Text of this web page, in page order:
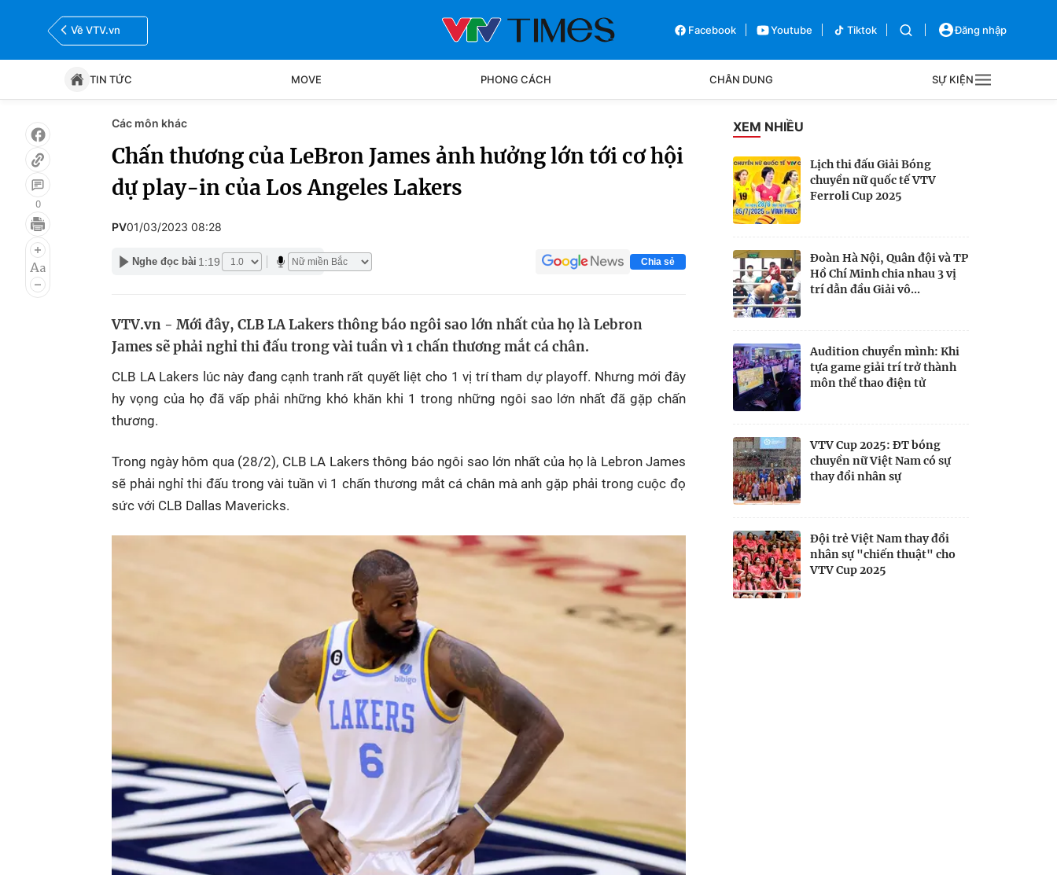
Về VTV.vn Facebook Youtube Tiktok Đăng nhập
TIN TỨC MOVE PHONG CÁCH CHÂN DUNG SỰ KIỆN
Tin tức
Bóng đá Thể thao Điện tử Các môn khác Bên lề
0
Các môn khác
Chấn thương của LeBron James ảnh hưởng lớn tới cơ hội
dự play-in của Los Angeles Lakers
PV01/03/2023 08:28
Nghe đọc bài 1:19 Chia sẻ
VTV.vn - Mới đây, CLB LA Lakers thông báo ngôi sao lớn nhất của họ là Lebron
James sẽ phải nghỉ thi đấu trong vài tuần vì 1 chấn thương mắt cá chân.
CLB LA Lakers lúc này đang cạnh tranh rất quyết liệt cho 1 vị trí tham dự playoff. Nhưng mới đây
hy vọng của họ đã vấp phải những khó khăn khi 1 trong những ngôi sao lớn nhất đã gặp chấn
thương.
Trong ngày hôm qua (28/2), CLB LA Lakers thông báo ngôi sao lớn nhất của họ là Lebron James
sẽ phải nghỉ thi đấu trong vài tuần vì 1 chấn thương mắt cá chân mà anh gặp phải trong cuộc đọ
sức với CLB Dallas Mavericks.
XEM NHIỀU
Lịch thi đấu Giải Bóng
chuyền nữ quốc tế VTV
Ferroli Cup 2025
Đoàn Hà Nội, Quân đội và TP
Hồ Chí Minh chia nhau 3 vị
trí dẫn đầu Giải vô...
Audition chuyển mình: Khi
tựa game giải trí trở thành
môn thể thao điện tử
VTV Cup 2025: ĐT bóng
chuyền nữ Việt Nam có sự
thay đổi nhân sự
Đội trẻ Việt Nam thay đổi
nhân sự "chiến thuật" cho
VTV Cup 2025